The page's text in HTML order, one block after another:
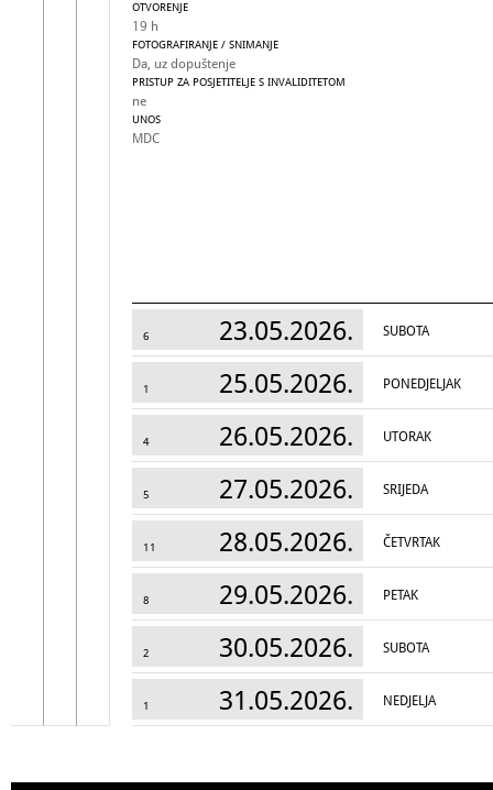
OTVORENJE
19 h
FOTOGRAFIRANJE / SNIMANJE
Da, uz dopuštenje
PRISTUP ZA POSJETITELJE S INVALIDITETOM
ne
UNOS
MDC
6 23.05.2026. SUBOTA
1 25.05.2026. PONEDJELJAK
4 26.05.2026. UTORAK
5 27.05.2026. SRIJEDA
11 28.05.2026. ČETVRTAK
8 29.05.2026. PETAK
2 30.05.2026. SUBOTA
1 31.05.2026. NEDJELJA